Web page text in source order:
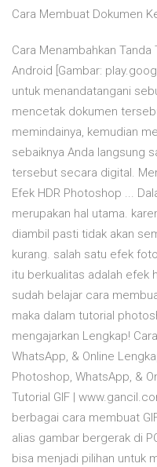
Cara Membuat Dokumen
Cara Menambahkan Tanda
Android [Gambar:
untuk menandatangani
mencetak dokumen
memindainya, kemudian
sebaiknya Anda langsung
tersebut secara digital.
Efek HDR Photoshop ...
merupakan hal utama.
diambil pasti tidak akan
kurang. salah satu efek
itu berkualitas adalah efek
sudah belajar cara
maka dalam tutorial
mengajarkan Lengkap!
WhatsApp, & Online
Photoshop, WhatsApp, &
Tutorial GIF |
berbagai cara membuat
alias gambar bergerak di
bisa menjadi pilihan untuk